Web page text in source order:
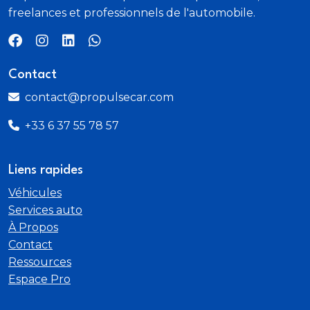
TCS
Boîte automatique sequentiel 6 rapports
Detection de perte de pression des pneumatiques
Verrouillage centralisé
freelances et professionnels de l'automobile.
Contact
contact@propulsecar.com
+33 6 37 55 78 57
Liens rapides
Véhicules
Services auto
À Propos
Contact
Ressources
Espace Pro